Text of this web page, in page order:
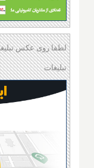
لطفا روی عکس
تبلیغات